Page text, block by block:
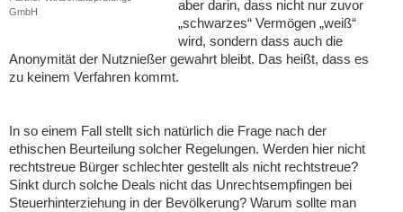
GmbH
aber darin, dass nicht nur zuvor
„schwarzes“ Vermögen „weiß“
wird, sondern dass auch die
Anonymität der Nutznießer gewahrt bleibt. Das heißt, dass es
zu keinem Verfahren kommt.
In so einem Fall stellt sich natürlich die Frage nach der
ethischen Beurteilung solcher Regelungen. Werden hier nicht
rechtstreue Bürger schlechter gestellt als nicht rechtstreue?
Sinkt durch solche Deals nicht das Unrechtsempfingen bei
Steuerhinterziehung in der Bevölkerung? Warum sollte man